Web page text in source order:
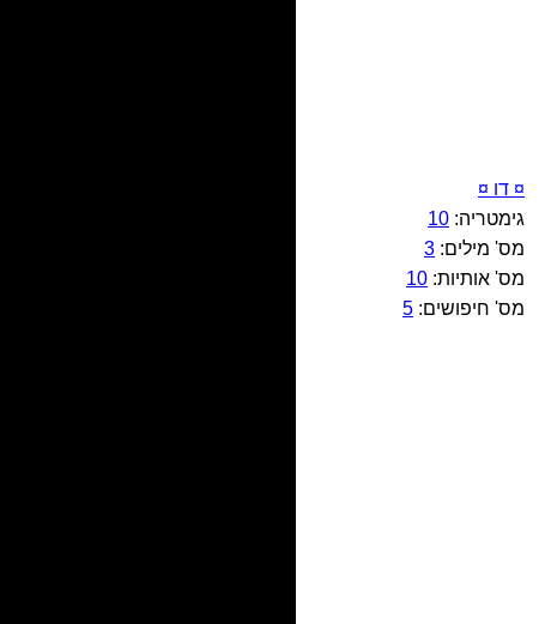
¤ דו ¤
גימטריה: 10
מס' מילים: 3
מס' אותיות: 10
מס' חיפושים: 5